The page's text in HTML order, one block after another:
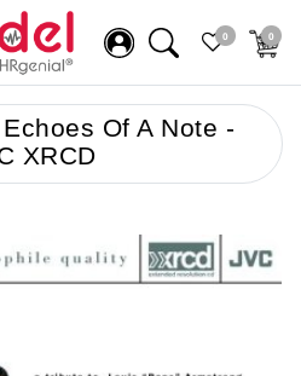
0 0
Of A Note -
XRCD